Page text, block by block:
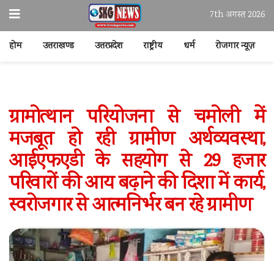
7th अगस्त 2026
होम उत्तराखण्ड उत्तरप्रदेश राष्ट्रीय धर्म रोजगार न्यूज़
ग्रामोत्थान परियोजना से चमोली में
मजबूत हो रही ग्रामीण अर्थव्यवस्था,
आईएफएडी के सहयोग से 29 हजार
परिवारों की आय बढ़ाने की दिशा में कार्य,
स्वरोजगार से आत्मनिर्भर बन रहे ग्रामीण